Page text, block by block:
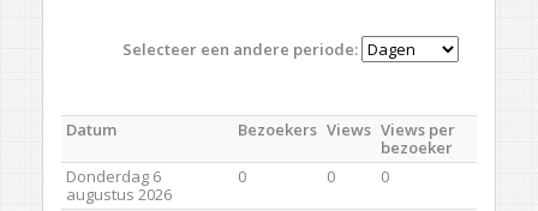
Selecteer een andere periode:
Datum Bezoekers Views Views per
bezoeker
Donderdag 6
augustus 2026
0 0 0